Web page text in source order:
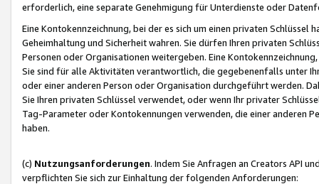
erforderlich, eine separate Genehmigung für Unterdienste oder
Eine Kontokennzeichnung, bei der es sich um einen privaten
Geheimhaltung und Sicherheit wahren. Sie dürfen Ihren privaten
Personen oder Organisationen weitergeben. Eine
Sie sind für alle Aktivitäten verantwortlich, die gegebenenfalls unter
oder einer anderen Person oder Organisation durchgeführt werden.
Sie Ihren privaten Schlüssel verwendet, oder wenn Ihr privater
Tag-Parameter oder Kontokennungen verwenden, die einer anderen
haben.
(c) Nutzungsanforderungen. Indem Sie Anfragen an Creators API
verpflichten Sie sich zur Einhaltung der folgenden Anforderungen: